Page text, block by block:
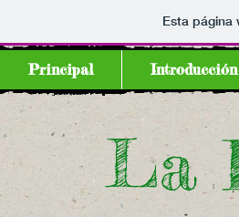
Esta página
Principal Introducción
La